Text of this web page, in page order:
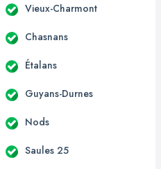
Vieux-Charmont
Chasnans
Étalans
Guyans-Durnes
Nods
Saules 25